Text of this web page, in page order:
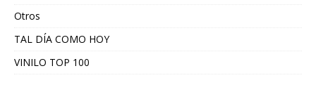
Otros
TAL DÍA COMO HOY
VINILO TOP 100